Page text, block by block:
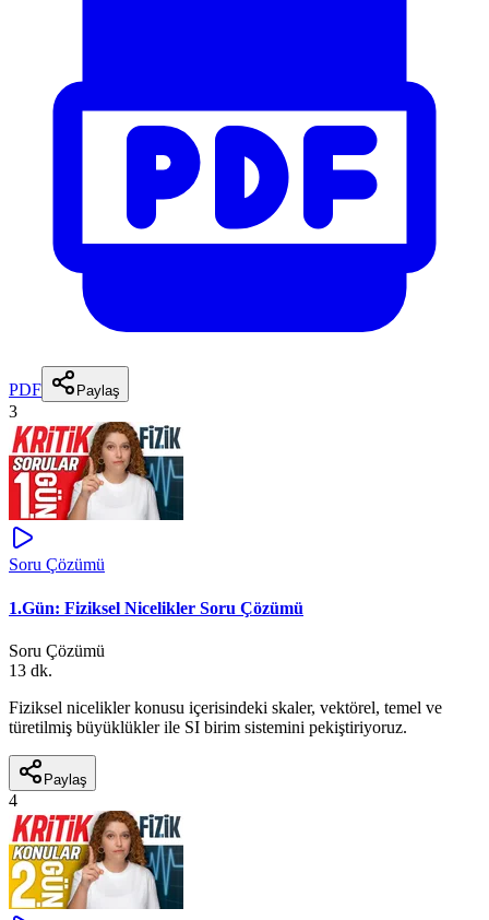
PDF Paylaş
3
Soru Çözümü
1.Gün: Fiziksel Nicelikler Soru Çözümü
Soru Çözümü
13 dk.
Fiziksel nicelikler konusu içerisindeki skaler, vektörel, temel ve
türetilmiş büyüklükler ile SI birim sistemini pekiştiriyoruz.
Paylaş
4